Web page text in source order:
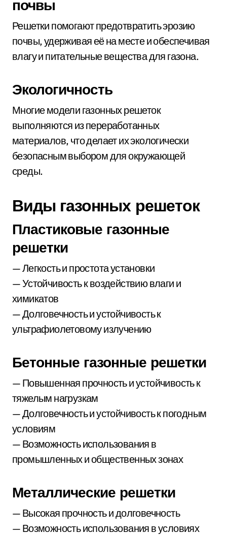
почвы
Решетки помогают предотвратить эрозию
почвы, удерживая её на месте и обеспечивая
влагу и питательные вещества для газона.
Экологичность
Многие модели газонных решеток
выполняются из переработанных
материалов, что делает их экологически
безопасным выбором для окружающей
среды.
Виды газонных решеток
Пластиковые газонные
решетки
— Легкость и простота установки
— Устойчивость к воздействию влаги и
химикатов
— Долговечность и устойчивость к
ультрафиолетовому излучению
Бетонные газонные решетки
— Повышенная прочность и устойчивость к
тяжелым нагрузкам
— Долговечность и устойчивость к погодным
условиям
— Возможность использования в
промышленных и общественных зонах
Металлические решетки
— Высокая прочность и долговечность
— Возможность использования в условиях